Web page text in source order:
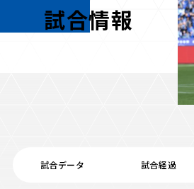
試合情報トップ
試合情報
試合データ 試合経過